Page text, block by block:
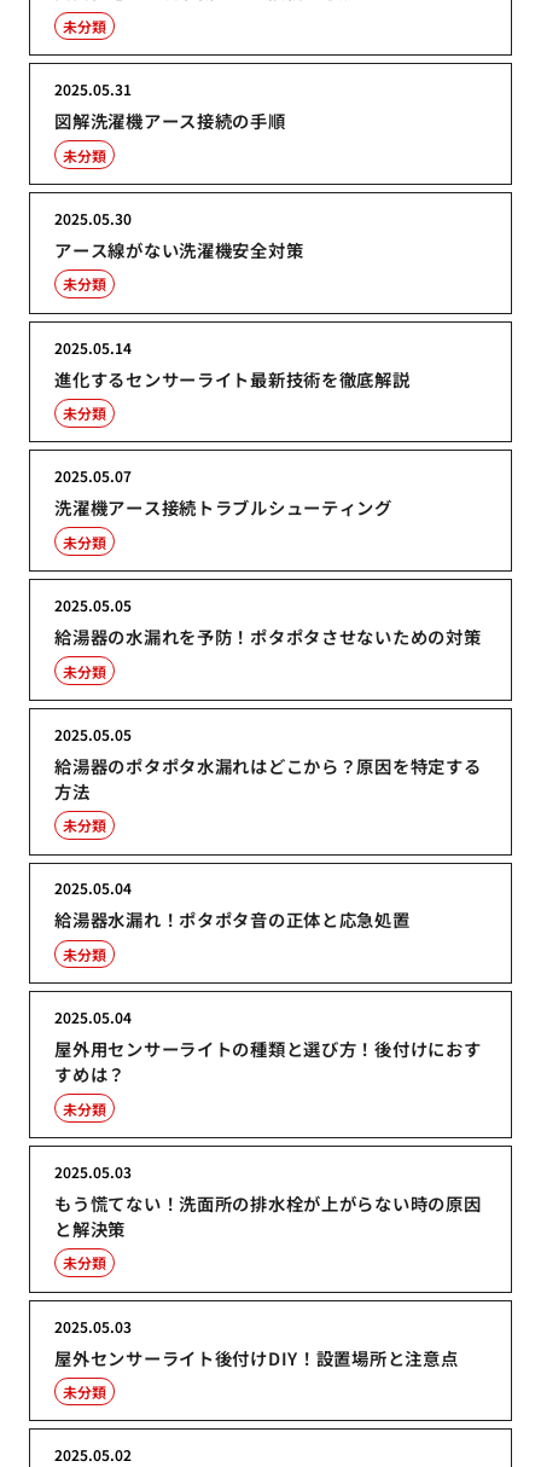
未分類
図解洗濯機アース接続の手順
2025.05.31
未分類
アース線がない洗濯機安全対策
2025.05.30
未分類
進化するセンサーライト最新技術を徹底解説
2025.05.14
未分類
洗濯機アース接続トラブルシューティング
2025.05.07
未分類
給湯器の水漏れを予防！ポタポタさせないための対策
2025.05.05
未分類
給湯器のポタポタ水漏れはどこから？原因を特定する
方法
2025.05.05
未分類
給湯器水漏れ！ポタポタ音の正体と応急処置
2025.05.04
未分類
屋外用センサーライトの種類と選び方！後付けにおす
すめは？
2025.05.04
未分類
もう慌てない！洗面所の排水栓が上がらない時の原因
と解決策
2025.05.03
未分類
屋外センサーライト後付けDIY！設置場所と注意点
2025.05.03
未分類
2025.05.02